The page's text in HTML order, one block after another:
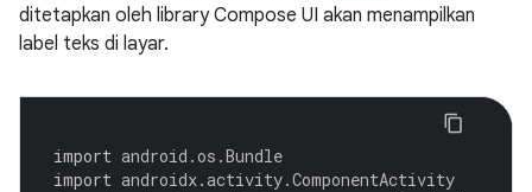
ditetapkan oleh library Compose UI akan menampilkan
label teks di layar.
import android.os.Bundle
import androidx.activity.ComponentActivity